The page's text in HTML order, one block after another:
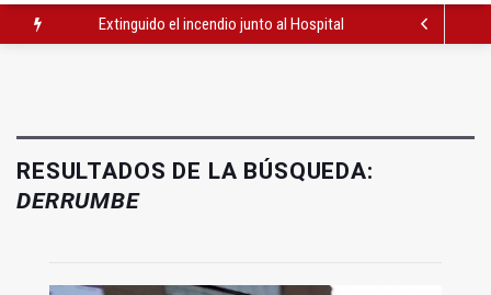
Extinguido el incendio junto al Hospital Neurotraumatológico
RESULTADOS DE LA BÚSQUEDA:
DERRUMBE